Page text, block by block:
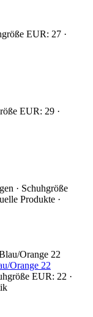
EUR: 27 ·
EUR: 29 ·
· Schuhgröße
Produkte ·
Orange 22
EUR: 22 ·